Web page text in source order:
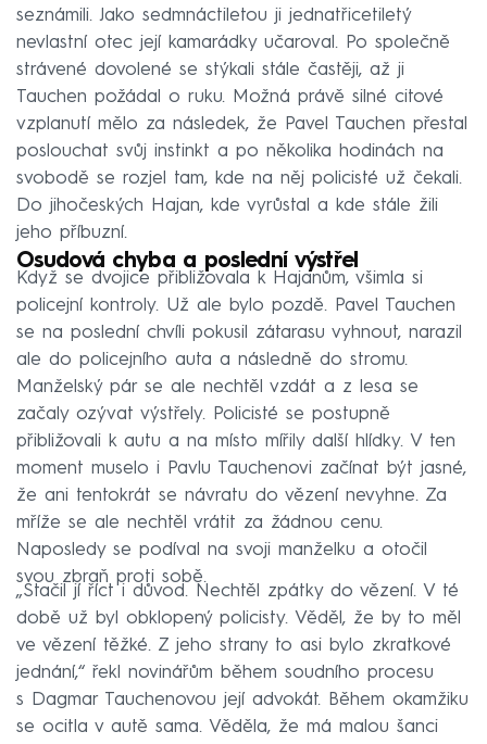
seznámili. Jako sedmnáctiletou ji jednatřicetiletý
nevlastní otec její kamarádky učaroval. Po společně
strávené dovolené se stýkali stále častěji, až ji
Tauchen požádal o ruku. Možná právě silné citové
vzplanutí mělo za následek, že Pavel Tauchen přestal
poslouchat svůj instinkt a po několika hodinách na
svobodě se rozjel tam, kde na něj policisté už čekali.
Do jihočeských Hajan, kde vyrůstal a kde stále žili
jeho příbuzní.
Osudová chyba a poslední výstřel
Když se dvojice přibližovala k Hajanům, všimla si
policejní kontroly. Už ale bylo pozdě. Pavel Tauchen
se na poslední chvíli pokusil zátarasu vyhnout, narazil
ale do policejního auta a následně do stromu.
Manželský pár se ale nechtěl vzdát a z lesa se
začaly ozývat výstřely. Policisté se postupně
přibližovali k autu a na místo mířily další hlídky. V ten
moment muselo i Pavlu Tauchenovi začínat být jasné,
že ani tentokrát se návratu do vězení nevyhne. Za
mříže se ale nechtěl vrátit za žádnou cenu.
Naposledy se podíval na svoji manželku a otočil
svou zbraň proti sobě.
„Stačil jí říct i důvod. Nechtěl zpátky do vězení. V té
době už byl obklopený policisty. Věděl, že by to měl
ve vězení těžké. Z jeho strany to asi bylo zkratkové
jednání,“ řekl novinářům během soudního procesu
s Dagmar Tauchenovou její advokát. Během okamžiku
se ocitla v autě sama. Věděla, že má malou šanci